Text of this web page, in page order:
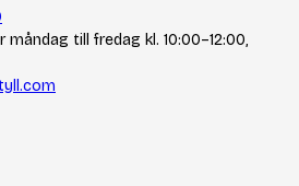
till fredag kl. 10:00–12:00,